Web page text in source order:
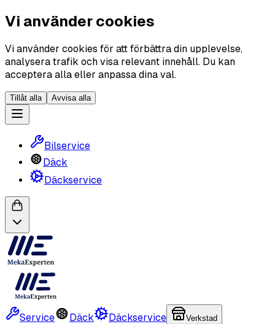
Vi använder cookies
Vi använder cookies för att förbättra din upplevelse,
analysera trafik och visa relevant innehåll. Du kan
acceptera alla eller anpassa dina val.
Tillåt alla Avvisa alla
Bilservice
Däck
Däckservice
Service Däck Däckservice Verkstad